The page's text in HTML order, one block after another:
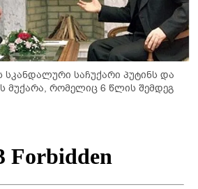
საჩუქარი პუტინს და
მუქარა, რომელიც 6 წლის შემდეგ